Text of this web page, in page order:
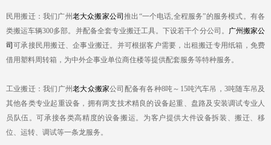
民用搬迁：我们广州 老大众搬家公司推出“一个电话,全程服务”的服务模式。有各
类搬运车辆300多部。并配备全套专业搬迁工具。下设若干个分公司。 广州搬家公
司可承接民用搬迁、企事业搬迁。并可根据客户需要，出租搬迁专用纸箱，免费
借用塑料周转箱，为中外企事业单位商住楼等提供配套服务等特种服务。
工业搬迁：我们广州老大众搬家公司配备有各种8吨～15吨汽车吊，3吨随车吊及
其他各类专业起重设备，拥有两支技术精良的设备起重、盘路及安装调试专业人
员队伍。可承接各类高精度的设备搬运。为客户提供大件设备拆装、搬迁、移
位、运转、调试等一条龙服务。